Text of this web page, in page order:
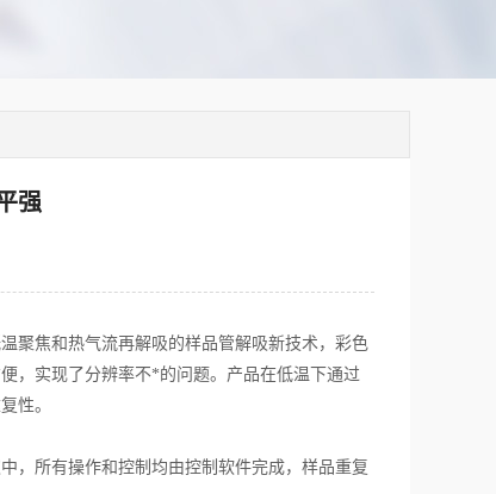
强
聚焦和热气流再解吸的样品管解吸新技术，彩色
，实现了分辨率不*的问题。产品在低温下通过
性。
所有操作和控制均由控制软件完成，样品重复